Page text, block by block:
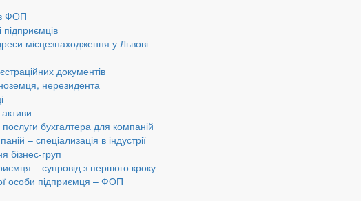
ФОП
місцезнаходження у Львові
документів
нерезидента
бухгалтера для компаній
– спеціализація в індустрії
бізнес-груп
– супровід з першого кроку
особи підприємця – ФОП